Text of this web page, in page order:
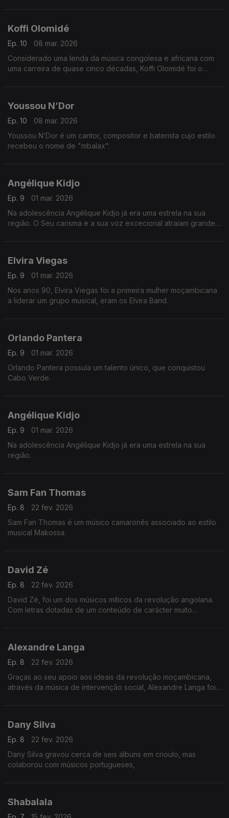
Koffi Olomidé
Ep. 10
08 mar. 2026
Considerado uma lenda da música congolesa e africana com
uma carreira de quase cinco décadas, Koffi Olomidé foi o
Youssou N’Dor
Ep. 10
08 mar. 2026
Youssou N’Dor é um cantor, compositor e baterista cujo estilo
recebeu o nome de "mbalax".
Angélique Kidjo
Ep. 9
01 mar. 2026
Na adolescência Angélique Kidjo já era uma estrela na sua
região. O Seu carisma e a sua voz excecional atraíam grande
Elvira Viegas
Ep. 9
01 mar. 2026
Nos anos 90, Elvira Viegas foi a primeira mulher moçambicana
a liderar um grupo musical, eram os Elvira Band.
Orlando Pantera
Ep. 9
01 mar. 2026
Orlando Pantera possuía um talento único, que conquistou
Cabo Verde.
Angélique Kidjo
Ep. 9
01 mar. 2026
Na adolescência Angélique Kidjo já era uma estrela na sua
região.
Sam Fan Thomas
Ep. 8
22 fev. 2026
Sam Fan Thomas é um músico camaronês associado ao estilo
musical Makossa.
David Zé
Ep. 8
22 fev. 2026
David Zé, foi um dos músicos míticos da revolução angolana.
Com letras dotadas de um conteúdo de carácter muito
Alexandre Langa
Ep. 8
22 fev. 2026
Graças ao seu apoio aos ideais da revolução moçambicana,
através da música de intervenção social, Alexandre Langa foi
Dany Silva
Ep. 8
22 fev. 2026
Dany Silva gravou cerca de seis álbuns em crioulo, mas
colaborou com músicos portugueses,
Shabalala